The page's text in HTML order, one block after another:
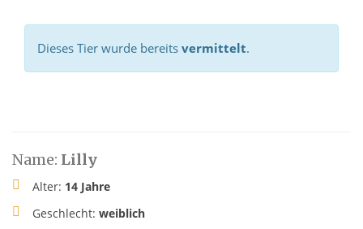
Dieses Tier wurde bereits vermittelt.
Name: Lilly
Alter: 14 Jahre
Geschlecht: weiblich